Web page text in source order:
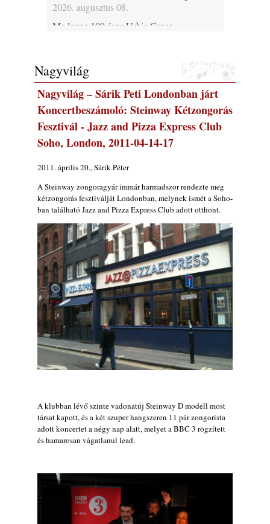
2026. augusztus 08.
Ma lenne 100 éves Urbie Green
2026. augusztus 08.
Ez lesz idén a Balaton legkedvesebb
eseménye: augusztus közepén érkezik a
Malomvölgy Fesztivál!
2026. augusztus 08.
2026-os jazzfesztiválok, amelyekről én is
Dixieland Napok (Hajdúszoboszló – 2026.
augusztus 21-22-23.)
2026. augusztus 08.
Jazz-rock albumok 1986-ból - Shakatak
„Into the Blue”
2026. augusztus 08.
Ezen a napon – augusztus 8. (2026)
2026. augusztus 08.
Fusio Group feat. Kertész Erika "New
Visions" lemezbemutató koncert
2026. augusztus 07.
Jazz-rock albumok 1985-ből - Issei Noro
„Sweet Sphere”
2026. augusztus 07.
2026. augusztus 06.
X. BOHÉM JAZZFŐVÁROS fesztivál,
Kecskemét, 2026. augusztus 6-9.: 4 nap, 4
színpad, 10 ország zenészei, 40 óra zene és
2026. augusztus 05.
Magyar Jazz ABC – 541. rész: Juhász
Márton
2026. augusztus 05.
Nagyvilág
Nagyvilág – Sárik Peti Londonban járt
Koncertbeszámoló: Steinway Kétzongorás
Fesztivál - Jazz and Pizza Express Club
Soho, London, 2011-04-14-17
2011. április 20., Sárik Péter
A Steinway zongoragyár immár harmadszor rendezte meg
kétzongorás fesztiválját Londonban, melynek ismét a Soho-
ban található Jazz and Pizza Express Club adott otthont.
A klubban lévő szinte vadonatúj Steinway D modell most
társat kapott, és a két szuper hangszeren 11 pár zongorista
adott koncertet a négy nap alatt, melyet a BBC 3 rögzített
és hamarosan vágatlanul lead.